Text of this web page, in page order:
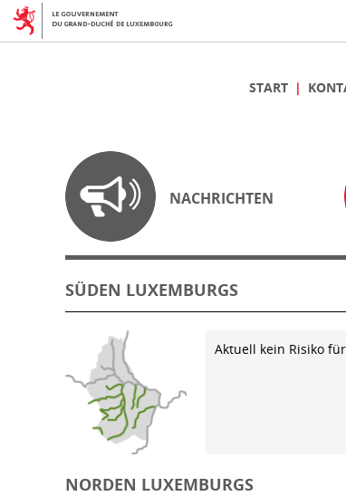
START
NACHRICHTEN
SÜDEN LUXEMBURGS
Aktuell kein Risiko
NORDEN LUXEMBURGS